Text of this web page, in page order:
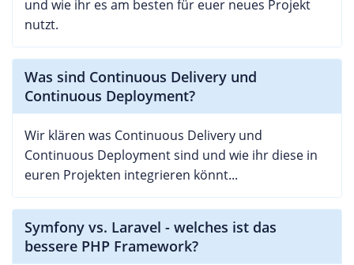
und wie ihr es am besten für euer neues Projekt
nutzt.
Was sind Continuous Delivery und
Continuous Deployment?
Wir klären was Continuous Delivery und
Continuous Deployment sind und wie ihr diese in
euren Projekten integrieren könnt...
Symfony vs. Laravel - welches ist das
bessere PHP Framework?